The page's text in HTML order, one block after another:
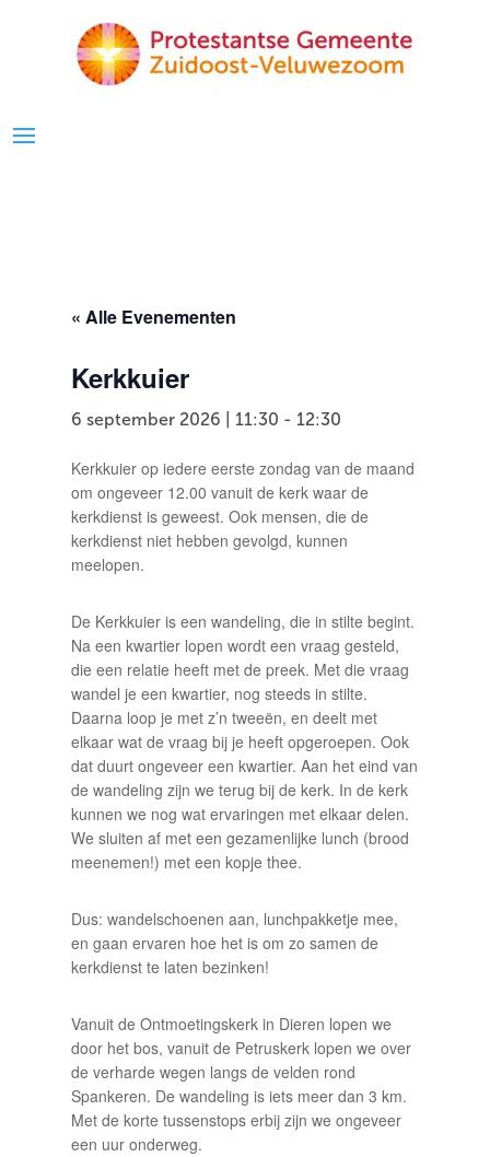
« Alle Evenementen
Kerkkuier
6 september 2026 | 11:30 - 12:30
Kerkkuier op iedere eerste zondag van de maand
om ongeveer 12.00 vanuit de kerk waar de
kerkdienst is geweest. Ook mensen, die de
kerkdienst niet hebben gevolgd, kunnen
meelopen.
De Kerkkuier is een wandeling, die in stilte begint.
Na een kwartier lopen wordt een vraag gesteld,
die een relatie heeft met de preek. Met die vraag
wandel je een kwartier, nog steeds in stilte.
Daarna loop je met z’n tweeën, en deelt met
elkaar wat de vraag bij je heeft opgeroepen. Ook
dat duurt ongeveer een kwartier. Aan het eind van
de wandeling zijn we terug bij de kerk. In de kerk
kunnen we nog wat ervaringen met elkaar delen.
We sluiten af met een gezamenlijke lunch (brood
meenemen!) met een kopje thee.
Dus: wandelschoenen aan, lunchpakketje mee,
en gaan ervaren hoe het is om zo samen de
kerkdienst te laten bezinken!
Vanuit de Ontmoetingskerk in Dieren lopen we
door het bos, vanuit de Petruskerk lopen we over
de verharde wegen langs de velden rond
Spankeren. De wandeling is iets meer dan 3 km.
Met de korte tussenstops erbij zijn we ongeveer
een uur onderweg.